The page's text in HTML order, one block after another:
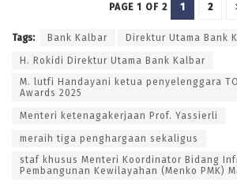
PAGE 1 OF 2 1 2
Tags: Bank Kalbar Direktur Utama Bank
H. Rokidi Direktur Utama Bank Kalbar
M. lutfi Handayani ketua penyelenggara
Awards 2025
Menteri ketenagakerjaan Prof. Yassierli
meraih tiga penghargaan sekaligus
staf khusus Menteri Koordinator Bidang
Pembangunan Kewilayahan (Menko PMK)